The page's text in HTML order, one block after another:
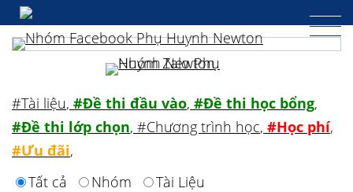
#Tài liệu, #Đề thi đầu vào, #Đề thi học bổng,
#Đề thi lớp chọn, #Chương trình học, #Học phí,
#Ưu đãi,
Tất cả
Nhóm
Tài Liệu